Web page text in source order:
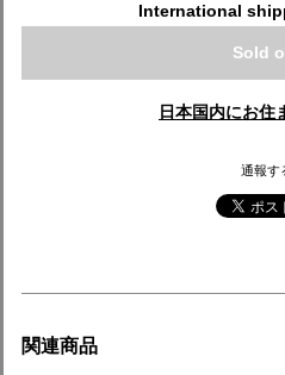
International
Sold
日本国内にお住
通報す
関連商品